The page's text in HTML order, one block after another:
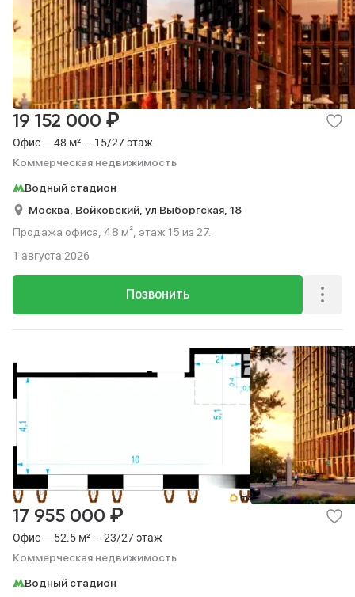
Офис — 48 м² — 15/27 этаж
Коммерческая недвижимость
19 152 000 ₽
Водный стадион
Москва, Войковский, ул Выборгская, 18
Продажа офиса, 48 м², этаж 15 из 27.
Позвонить
1 августа 2026
Офис — 52.5 м² — 23/27 этаж
Коммерческая недвижимость
17 955 000 ₽
Водный стадион